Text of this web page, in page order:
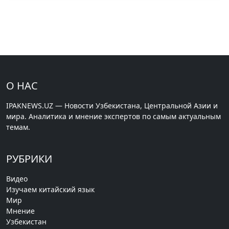
О НАС
IPAKNEWS.UZ — Новости Узбекистана, Центральной Азии и
мира. Аналитика и мнение экспертов по самым актуальным
темам.
РУБРИКИ
Видео
Изучаем китайский язык
Мир
Мнение
Узбекистан